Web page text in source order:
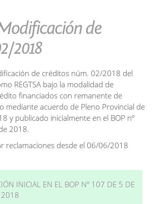
de
2018
de créditos núm. 02/2018 del
REGTSA bajo la modalidad de
financiados con remanente de
mediante acuerdo de Pleno Provincial de
y publicado inicialmente en el BOP nº
2018.
reclamaciones desde el 06/06/2018
INICIAL EN EL BOP Nº 107 DE 5 DE
2018